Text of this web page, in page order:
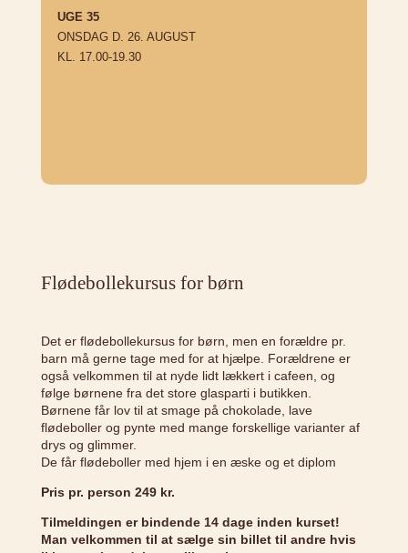
UGE 35
ONSDAG D. 26. AUGUST
KL. 17.00-19.30
Flødebollekursus for børn
Det er flødebollekursus for børn, men en forældre pr.
barn må gerne tage med for at hjælpe. Forældrene er
også velkommen til at nyde lidt lækkert i cafeen, og
følge børnene fra det store glasparti i butikken.
Børnene får lov til at smage på chokolade, lave
flødeboller og pynte med mange forskellige varianter af
drys og glimmer.
De får flødeboller med hjem i en æske og et diplom
Pris pr. person 249 kr.
Tilmeldingen er bindende 14 dage inden kurset!
Man velkommen til at sælge sin billet til andre hvis